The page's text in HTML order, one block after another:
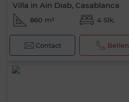
Villa in Ain Diab, Casablanca
860 m² 4 Slk.
Contact Bellen